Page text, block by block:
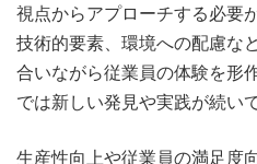
視点からアプローチする必要
技術的要素、環境への配慮な
合いながら従業員の体験を形
では新しい発見や実践が続い
生産性向上や従業員の満足度